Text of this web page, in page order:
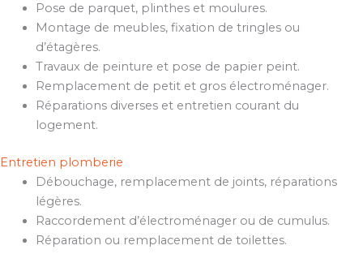
Pose de parquet, plinthes et moulures.
Montage de meubles, fixation de tringles ou
d’étagères.
Travaux de peinture et pose de papier peint.
Remplacement de petit et gros électroménager.
Réparations diverses et entretien courant du
logement.
Entretien plomberie
Débouchage, remplacement de joints, réparations
légères.
Raccordement d’électroménager ou de cumulus.
Réparation ou remplacement de toilettes.